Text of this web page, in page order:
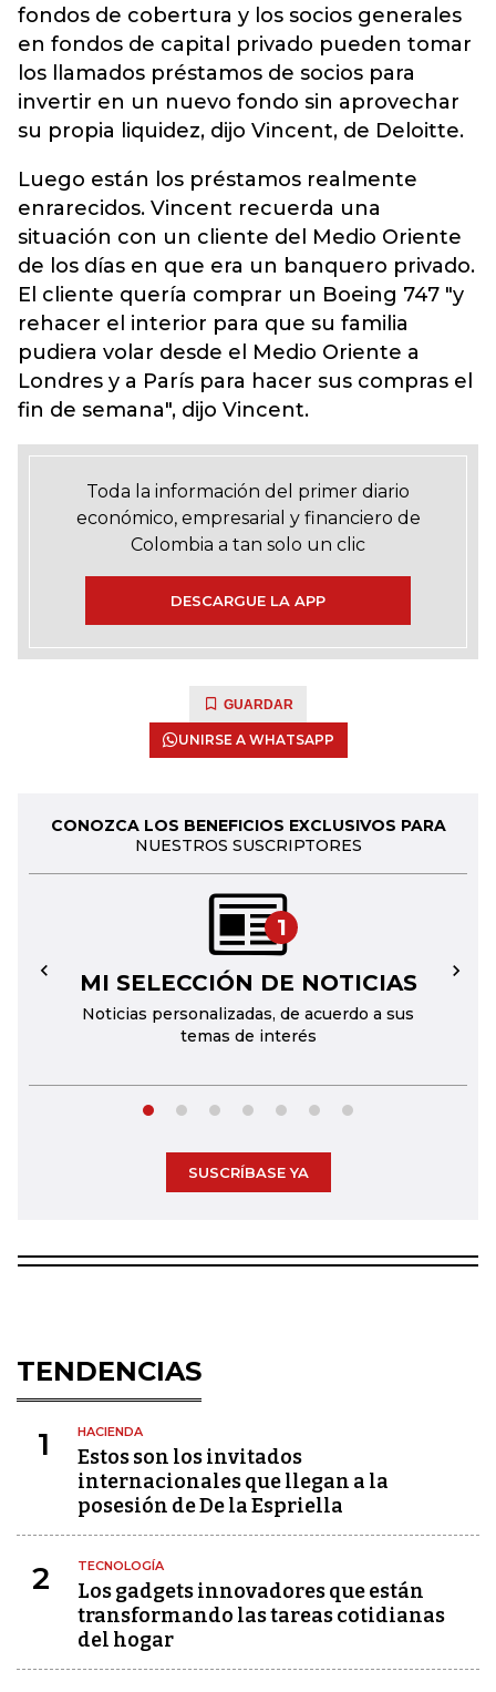
fondos de cobertura y los socios generales
en fondos de capital privado pueden tomar
los llamados préstamos de socios para
invertir en un nuevo fondo sin aprovechar
su propia liquidez, dijo Vincent, de Deloitte.
Luego están los préstamos realmente
enrarecidos. Vincent recuerda una
situación con un cliente del Medio Oriente
de los días en que era un banquero privado.
El cliente quería comprar un Boeing 747 "y
rehacer el interior para que su familia
pudiera volar desde el Medio Oriente a
Londres y a París para hacer sus compras el
fin de semana", dijo Vincent.
Toda la información del primer diario
económico, empresarial y financiero de
Colombia a tan solo un clic
DESCARGUE LA APP
GUARDAR
UNIRSE A WHATSAPP
CONOZCA LOS BENEFICIOS EXCLUSIVOS PARA
NUESTROS SUSCRIPTORES
1
MI SELECCIÓN DE NOTICIAS
Noticias personalizadas, de acuerdo a sus
temas de interés
← →
SUSCRÍBASE YA
TENDENCIAS
1 HACIENDA
Estos son los invitados
internacionales que llegan a la
posesión de De la Espriella
2 TECNOLOGÍA
Los gadgets innovadores que están
transformando las tareas cotidianas
del hogar